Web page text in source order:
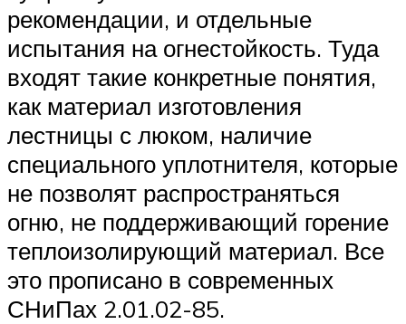
рекомендации, и отдельные
испытания на огнестойкость. Туда
входят такие конкретные понятия,
как материал изготовления
лестницы с люком, наличие
специального уплотнителя, которые
не позволят распространяться
огню, не поддерживающий горение
теплоизолирующий материал. Все
это прописано в современных
СНиПах 2.01.02-85.